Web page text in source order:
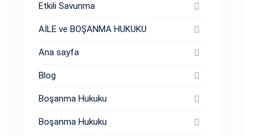
Etkili Savunma
AİLE ve BOŞANMA HUKUKU
Ana sayfa
Blog
Boşanma Hukuku
Boşanma Hukuku